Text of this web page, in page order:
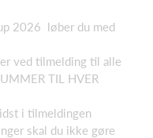
2026 løber du med
ved tilmelding til alle
TIL HVER
i tilmeldingen
skal du ikke gøre